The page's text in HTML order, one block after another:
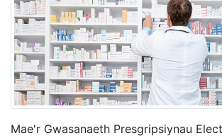
Mae'r Gwasanaeth Presgripsiynau